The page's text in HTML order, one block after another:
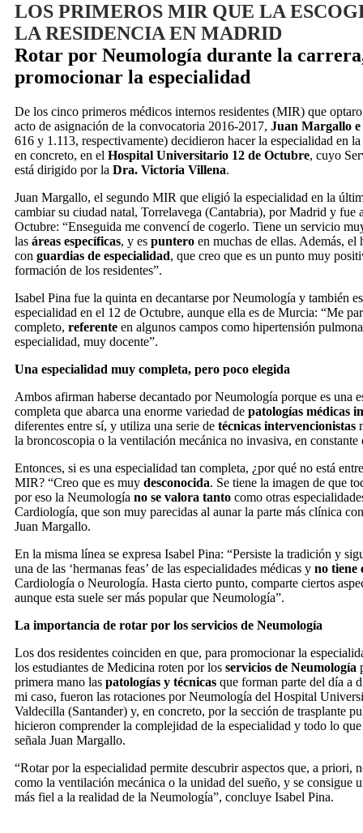
LOS PRIMEROS MIR QUE LA
LA RESIDENCIA EN MADRID
Rotar por Neumología durante la
promocionar la especialidad
De los cinco primeros médicos internos residentes (MIR) que
acto de asignación de la convocatoria 2016-2017, Juan Margallo e
616 y 1.113, respectivamente) decidieron hacer la especialidad en
en concreto, en el Hospital Universitario 12 de Octubre, cuyo
está dirigido por la Dra. Victoria Villena.
Juan Margallo, el segundo MIR que eligió la especialidad en la
cambiar su ciudad natal, Torrelavega (Cantabria), por Madrid y fue
Octubre: “Enseguida me convencí de cogerlo. Tiene un servicio
las áreas específicas, y es puntero en muchas de ellas. Además, el
con guardias de especialidad, que creo que es un punto muy
formación de los residentes”.
Isabel Pina fue la quinta en decantarse por Neumología y también
especialidad en el 12 de Octubre, aunque ella es de Murcia: “Me
completo, referente en algunos campos como hipertensión
especialidad, muy docente”.
Una especialidad muy completa, pero poco elegida
Ambos afirman haberse decantado por Neumología porque es una
completa que abarca una enorme variedad de patologías médicas
diferentes entre sí, y utiliza una serie de técnicas intervencionistas
la broncoscopia o la ventilación mecánica no invasiva, en
Entonces, si es una especialidad tan completa, ¿por qué no está
MIR? “Creo que es muy desconocida. Se tiene la imagen de que
por eso la Neumología no se valora tanto como otras
Cardiología, que son muy parecidas al aunar la parte más clínica
Juan Margallo.
En la misma línea se expresa Isabel Pina: “Persiste la tradición y
una de las ‘hermanas feas’ de las especialidades médicas y no tiene
Cardiología o Neurología. Hasta cierto punto, comparte ciertos
aunque esta suele ser más popular que Neumología”.
La importancia de rotar por los servicios de Neumología
Los dos residentes coinciden en que, para promocionar la
los estudiantes de Medicina roten por los servicios de Neumología
primera mano las patologías y técnicas que forman parte del día a
mi caso, fueron las rotaciones por Neumología del Hospital
Valdecilla (Santander) y, en concreto, por la sección de trasplante
hicieron comprender la complejidad de la especialidad y todo lo
señala Juan Margallo.
“Rotar por la especialidad permite descubrir aspectos que, a priori,
como la ventilación mecánica o la unidad del sueño, y se consigue
más fiel a la realidad de la Neumología”, concluye Isabel Pina.